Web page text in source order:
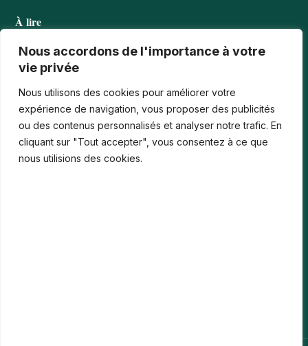
Nous accordons de l'importance à votre
vie privée
Nous utilisons des cookies pour améliorer votre
expérience de navigation, vous proposer des publicités
ou des contenus personnalisés et analyser notre trafic. En
cliquant sur "Tout accepter", vous consentez à ce que
nous utilisions des cookies.
À lire
Tournois casino : comprendre points, rangs et…
Les paiements numériques face aux nouvelles cyberfraudes
Bonus de bienvenue en France : comment…
Casinos iPhone en France : 2026 Guide…
Monter en compétences digitales en entreprise :…